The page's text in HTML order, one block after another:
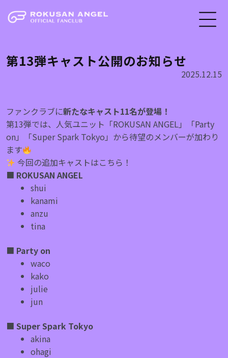
第13弾キャスト公開のお知らせ
2025.12.15
ファンクラブに新たなキャスト11名が登場！
第13弾では、人気ユニット「ROKUSAN ANGEL」「Party
on」「Super Spark Tokyo」から待望のメンバーが加わり
ます
今回の追加キャストはこちら！
■ ROKUSAN ANGEL
shui
kanami
anzu
tina
■ Party on
waco
kako
julie
jun
■ Super Spark Tokyo
akina
ohagi